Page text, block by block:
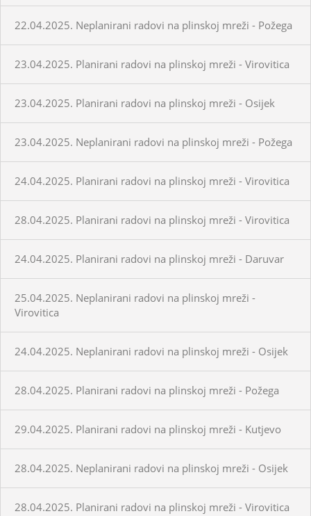
22.04.2025. Neplanirani radovi na plinskoj mreži - Požega
23.04.2025. Planirani radovi na plinskoj mreži - Virovitica
23.04.2025. Planirani radovi na plinskoj mreži - Osijek
23.04.2025. Neplanirani radovi na plinskoj mreži - Požega
24.04.2025. Planirani radovi na plinskoj mreži - Virovitica
28.04.2025. Planirani radovi na plinskoj mreži - Virovitica
24.04.2025. Planirani radovi na plinskoj mreži - Daruvar
25.04.2025. Neplanirani radovi na plinskoj mreži -
Virovitica
24.04.2025. Neplanirani radovi na plinskoj mreži - Osijek
28.04.2025. Planirani radovi na plinskoj mreži - Požega
29.04.2025. Planirani radovi na plinskoj mreži - Kutjevo
28.04.2025. Neplanirani radovi na plinskoj mreži - Osijek
28.04.2025. Planirani radovi na plinskoj mreži - Virovitica